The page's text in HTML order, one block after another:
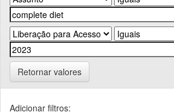
Retornar valores
Adicionar filtros: